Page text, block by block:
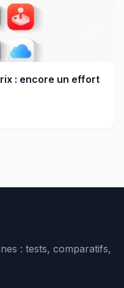
: encore un effort
: tests, comparatifs,